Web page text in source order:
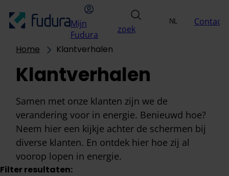
Overslaan naar inhoudhoofdmenu
Uitdagingen
Mijn Fudura
Mijn
Fudura
zoek
zoek
NL Contact
Home Klantverhalen
Klantverhalen
Samen met onze klanten zijn we de
verandering voor in energie. Benieuwd hoe?
Neem hier een kijkje achter de schermen bij
diverse klanten. En ontdek hier hoe zij al
voorop lopen in energie.
Filter resultaten: